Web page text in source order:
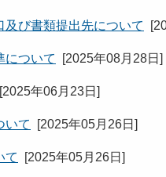
び書類提出先について [
について [2025年08月28日 ]
[2025年06月23日 ]
いて [2025年05月26日 ]
て [2025年05月26日 ]